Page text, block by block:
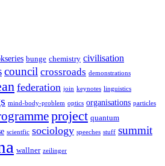
bunge chemistry civilisation
council crossroads demonstrations
federation join keynotes linguistics
mind-body-problem optics organisations particles
project quantum
scientfic sociology speeches stuff summit
wallner zeilinger